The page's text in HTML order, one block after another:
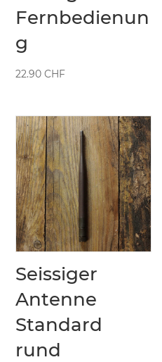
Fernbedienun
g
22.90CHF
Seissiger
Antenne
Standard
rund